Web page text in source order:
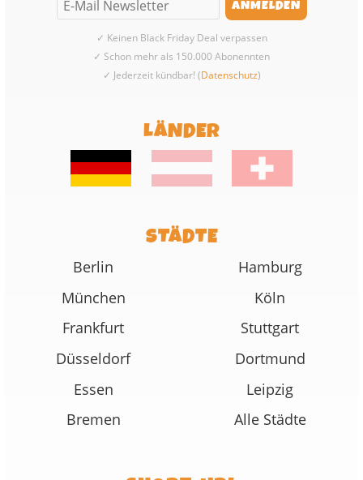
✓ Keinen Black Friday Deal verpassen
✓ Schon mehr als 150.000 Abonennten
✓ Jederzeit kündbar! (Datenschutz)
LÄNDER
STÄDTE
Berlin
Hamburg
München
Köln
Frankfurt
Stuttgart
Düsseldorf
Dortmund
Essen
Leipzig
Bremen
Alle Städte